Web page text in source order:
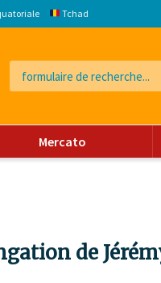
Tchad
Mercato
de